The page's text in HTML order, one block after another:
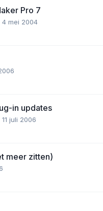
Pro 7
4 mei 2004
in updates
11 juli 2006
meer zitten)